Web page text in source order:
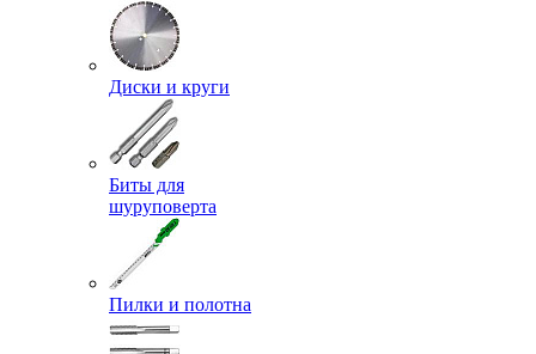
Диски и круги
Биты для
шуруповерта
Пилки и полотна